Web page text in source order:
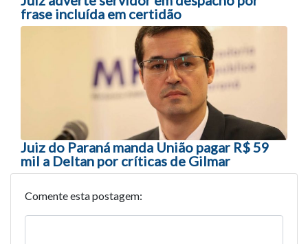
frase incluída em certidão
Juiz do Paraná manda União pagar R$ 59
mil a Deltan por críticas de Gilmar
Comente esta postagem: